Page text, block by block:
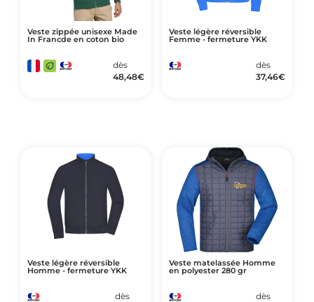
Veste zippée unisexe Made
In Francde en coton bio
dès
48,48€
Veste légère réversible
Femme - fermeture YKK
dès
37,46€
Veste légère réversible
Homme - fermeture YKK
dès
Veste matelassée Homme
en polyester 280 gr
dès